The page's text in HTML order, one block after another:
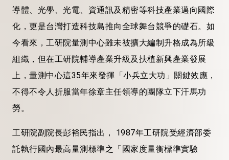
導體、光學、光電、資通訊及精密等科技產業邁向國際
化，更是台灣打造科技島推向全球舞台競爭的礎石。如
今看來，工研院量測中心雖未被擴大編制升格成為所級
組織，但在工研院輔導產業升級及扶植新興產業發展
上，量測中心這35年來發揮「小兵立大功」關鍵效應，
不得不令人折服當年徐章主任領導的團隊立下汗馬功
勞。
工研院副院長彭裕民指出， 1987年工研院受經濟部委
託執行國內最高量測標準之「國家度量衡標準實驗